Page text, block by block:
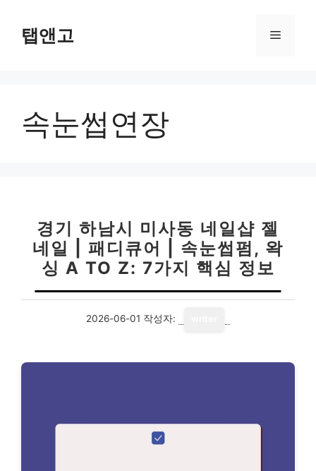
탭앤고 메
속눈썹연장
경기 하남시 미사동 네일샵 젤
네일 | 패디큐어 | 속눈썹펌, 왁
싱 A TO Z: 7가지 핵심 정보
2026-06-01 작성자: